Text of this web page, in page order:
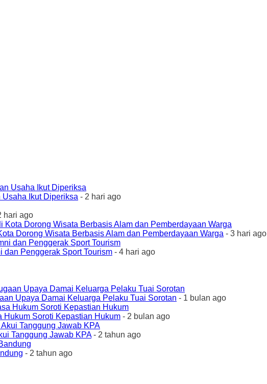
Ikut Diperiksa - 2 hari ago
hari ago
Dorong Wisata Berbasis Alam dan Pemberdayaan Warga - 3 hari ago
dan Penggerak Sport Tourism - 4 hari ago
Upaya Damai Keluarga Pelaku Tuai Sorotan - 1 bulan ago
Hukum Soroti Kepastian Hukum - 2 bulan ago
Tanggung Jawab KPA- 2 tahun ago
- 2 tahun ago